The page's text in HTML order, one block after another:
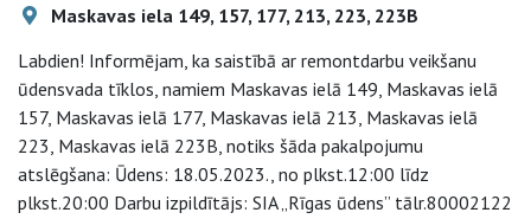
Maskavas iela 149, 157, 177, 213, 223, 223B
Labdien! Informējam, ka saistībā ar remontdarbu veikšanu
ūdensvada tīklos, namiem Maskavas ielā 149, Maskavas ielā
157, Maskavas ielā 177, Maskavas ielā 213, Maskavas ielā
223, Maskavas ielā 223B, notiks šāda pakalpojumu
atslēgšana: Ūdens: 18.05.2023., no plkst.12:00 līdz
plkst.20:00 Darbu izpildītājs: SIA „Rīgas ūdens” tālr.80002122